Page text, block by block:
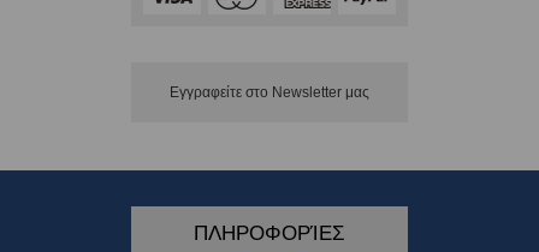
Εγγραφείτε στο Νewsletter μας
ΠΛΗΡΟΦΟΡΊΕΣ